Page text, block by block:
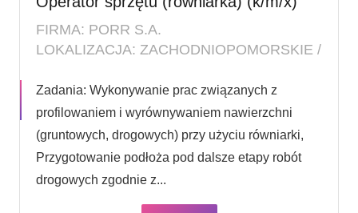
FIRMA: PORR S.A.
LOKALIZACJA: ZACHODNIOPOMORSKIE /
Zadania: Wykonywanie prac związanych z
profilowaniem i wyrównywaniem nawierzchni
(gruntowych, drogowych) przy użyciu równiarki,
Przygotowanie podłoża pod dalsze etapy robót
drogowych zgodnie z...